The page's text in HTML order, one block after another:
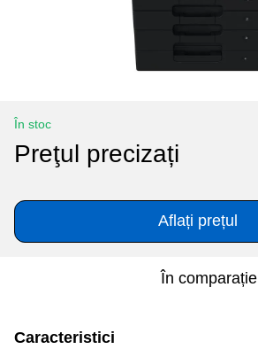
În stoc
Preţul precizați
Aflați prețul
În comparație
Caracteristici